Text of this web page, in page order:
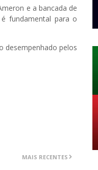
e a bancada de
fundamental para o
desempenhado pelos
MAIS RECENTES